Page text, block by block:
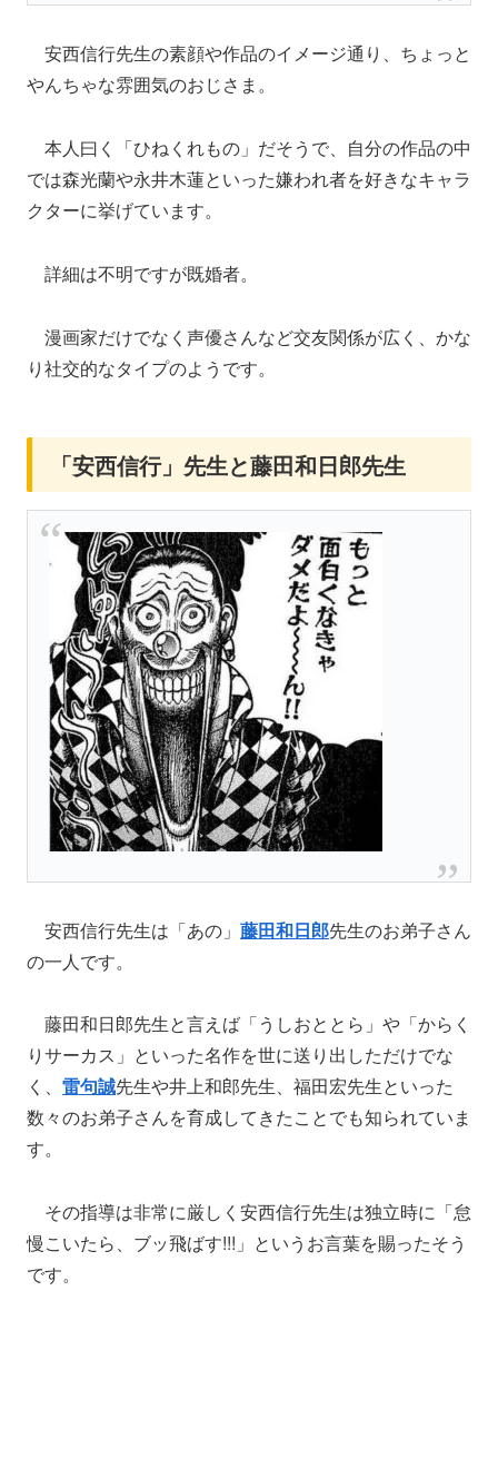
安西信行先生の素顔や作品のイメージ通り、ちょっと
やんちゃな雰囲気のおじさま。
本人曰く「ひねくれもの」だそうで、自分の作品の中
では森光蘭や永井木蓮といった嫌われ者を好きなキャラ
クターに挙げています。
詳細は不明ですが既婚者。
漫画家だけでなく声優さんなど交友関係が広く、かな
り社交的なタイプのようです。
「安西信行」先生と藤田和日郎先生
安西信行先生は「あの」 藤田和日郎先生のお弟子さん
の一人です。
藤田和日郎先生と言えば「うしおととら」や「からく
りサーカス」といった名作を世に送り出しただけでな
く、 雷句誠先生や井上和郎先生、福田宏先生といった
数々のお弟子さんを育成してきたことでも知られていま
す。
その指導は非常に厳しく安西信行先生は独立時に「怠
慢こいたら、ブッ飛ばす!!!」というお言葉を賜ったそう
です。